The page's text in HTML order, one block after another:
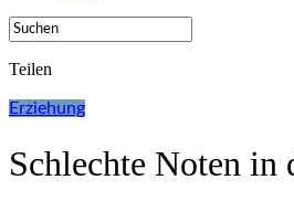
Teilen
Erziehung
Schlechte Noten in